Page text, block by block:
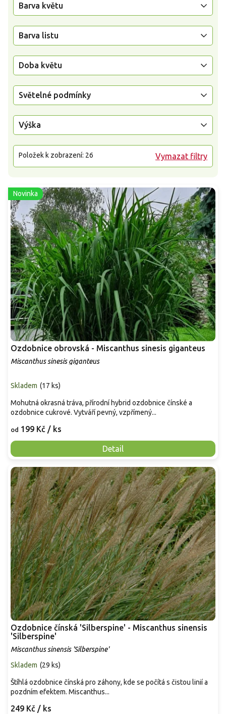
Barva květu
Barva listu
Doba květu
Světelné podmínky
Výška
Vymazat filtry
Položek k zobrazení: 26
Novinka
Ozdobnice obrovská - Miscanthus sinesis giganteus
Miscanthus sinesis giganteus
Skladem (17 ks)
od 199 Kč / ks
Detail
Mohutná okrasná tráva, přírodní hybrid ozdobnice čínské a
ozdobnice cukrové. Vytváří pevný, vzpřímený...
Ozdobnice čínská 'Silberspine' - Miscanthus sinensis
'Silberspine'
Miscanthus sinensis 'Silberspine'
Skladem (29 ks)
249 Kč / ks
Štíhlá ozdobnice čínská pro záhony, kde se počítá s čistou linií a
pozdním efektem. Miscanthus...